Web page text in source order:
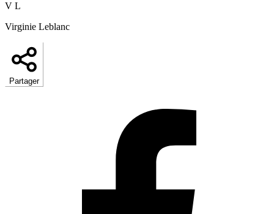
V L
Virginie Leblanc
Partager